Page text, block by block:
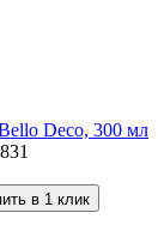
Deco, 300 мл
в 1 клик